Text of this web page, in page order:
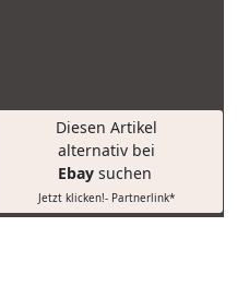
Diesen Artikel
alternativ bei
Ebay suchen
Jetzt klicken!- Partnerlink*